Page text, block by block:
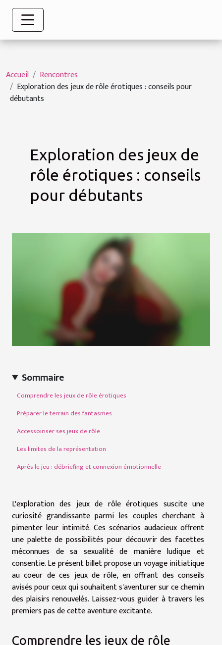
Accueil
Rencontres
Exploration des jeux de rôle érotiques : conseils pour
débutants
Exploration des jeux de
rôle érotiques : conseils
pour débutants
Sommaire
Comprendre les jeux de rôle érotiques
Préparer le terrain des fantasmes
Accessoiriser ses jeux de rôle
Les limites de la représentation
Après le jeu : débriefing et connexion émotionnelle
L'exploration des jeux de rôle érotiques suscite une
curiosité grandissante parmi les couples cherchant à
pimenter leur intimité. Ces scénarios audacieux offrent
une palette de possibilités pour découvrir des facettes
méconnues de sa sexualité de manière ludique et
consentie. Le présent billet propose un voyage initiatique
au coeur de ces jeux de rôle, en offrant des conseils
avisés pour ceux qui souhaitent s'aventurer sur ce chemin
des plaisirs renouvelés. Laissez-vous guider à travers les
premiers pas de cette aventure excitante.
Comprendre les jeux de rôle